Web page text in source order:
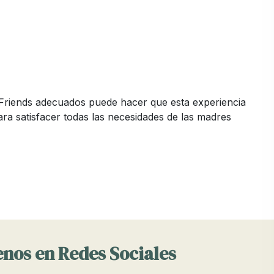
adecuados puede hacer que esta experiencia
satisfacer todas las necesidades de las madres
adapten a tus necesidades y estilo de vida.
en Redes Sociales